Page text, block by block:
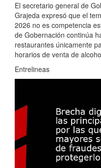
El secretario general de
Grajeda expresó que el
2026 no es competencia
de Gobernación continúa
restaurantes únicamente
horarios de venta de
Entrelineas